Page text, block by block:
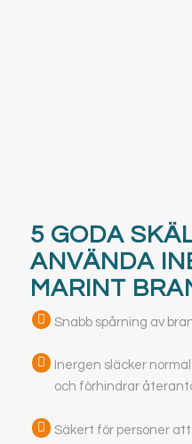
5 GODA
ANVÄNDA
MARINT
Snabb spårning av
Inergen släcker
och förhindrar
Säkert för personer